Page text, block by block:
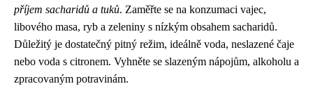
příjem sacharidů a tuků. Zaměřte se na konzumaci vajec,
libového masa, ryb a zeleniny s nízkým obsahem sacharidů.
Důležitý je dostatečný pitný režim, ideálně voda, neslazené čaje
nebo voda s citronem. Vyhněte se slazeným nápojům, alkoholu a
zpracovaným potravinám.